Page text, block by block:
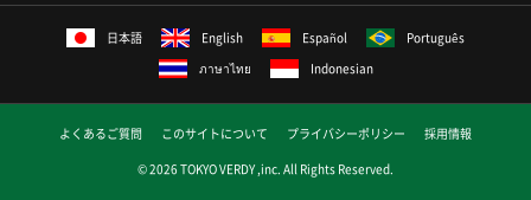
日本語 English Español
Português
ภาษาไทย
Indonesian
よくあるご質問 このサイトについて プライバシーポリシー
採用情報
© 2026 TOKYO VERDY ,inc. All Rights Reserved.